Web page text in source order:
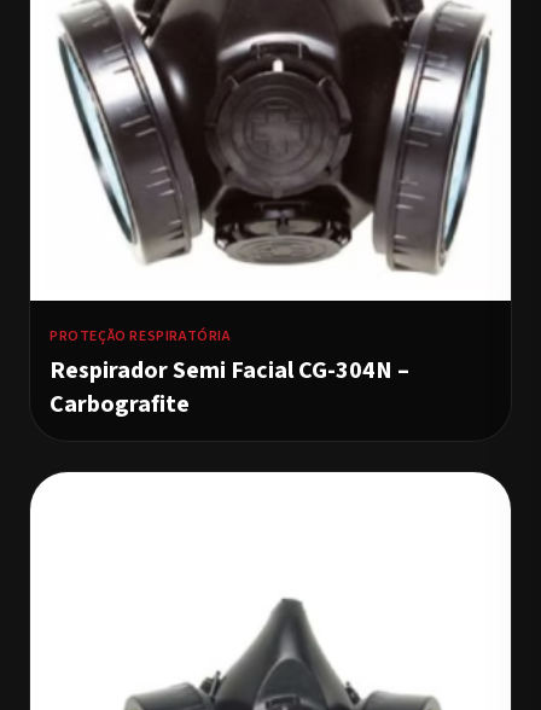
PROTEÇÃO RESPIRATÓRIA
Respirador Semi Facial CG-304N –
Carbografite